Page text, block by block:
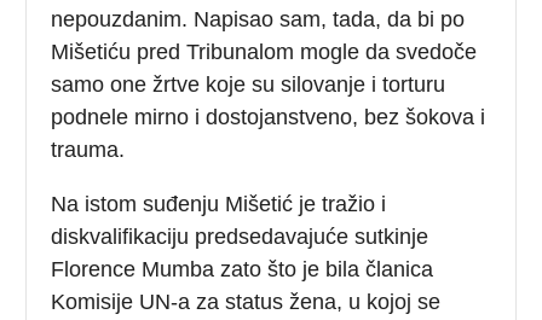
nepouzdanim. Napisao sam, tada, da bi po
Mišetiću pred Tribunalom mogle da svedoče
samo one žrtve koje su silovanje i torturu
podnele mirno i dostojanstveno, bez šokova i
trauma.
Na istom suđenju Mišetić je tražio i
diskvalifikaciju predsedavajuće sutkinje
Florence Mumba zato što je bila članica
Komisije UN-a za status žena, u kojoj se